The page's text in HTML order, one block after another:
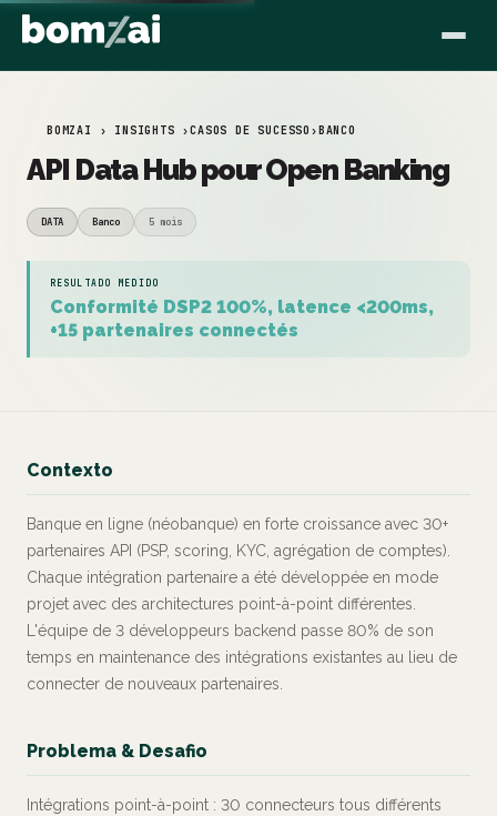
BOMZAI › INSIGHTS ›CASOS DE SUCESSO ›BANCO
API Data Hub pour Open Banking
DATA Banco 5 mois
RESULTADO MEDIDO
Conformité DSP2 100%, latence <200ms,
+15 partenaires connectés
Contexto
Banque en ligne (néobanque) en forte croissance avec 30+
partenaires API (PSP, scoring, KYC, agrégation de comptes).
Chaque intégration partenaire a été développée en mode
projet avec des architectures point-à-point différentes.
L'équipe de 3 développeurs backend passe 80% de son
temps en maintenance des intégrations existantes au lieu de
connecter de nouveaux partenaires.
Problema & Desafio
Intégrations point-à-point : 30 connecteurs tous différents